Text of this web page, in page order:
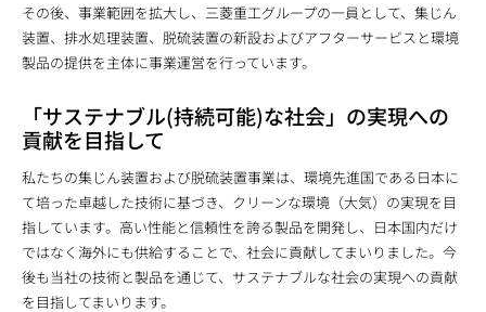
その後、事業範囲を拡大し、三菱重工グループの一員として、集じん
装置、排水処理装置、脱硫装置の新設およびアフターサービスと環境
製品の提供を主体に事業運営を行っています。
「サステナブル(持続可能)な社会」の実現への
貢献を目指して
私たちの集じん装置および脱硫装置事業は、環境先進国である日本に
て培った卓越した技術に基づき、クリーンな環境（大気）の実現を目
指しています。高い性能と信頼性を誇る製品を開発し、日本国内だけ
ではなく海外にも供給することで、社会に貢献してまいりました。今
後も当社の技術と製品を通じて、サステナブルな社会の実現への貢献
を目指してまいります。